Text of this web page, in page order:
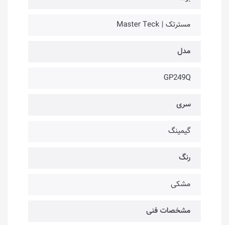
مسترتک | Master Teck
مدل
GP249Q
سری
گیمینگ
رنگ
مشکی
مشخصات فنی